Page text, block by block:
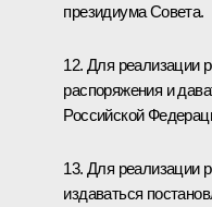
президиума Совета.
12. Для реализации
распоряжения и
Российской
13. Для реализации
издаваться